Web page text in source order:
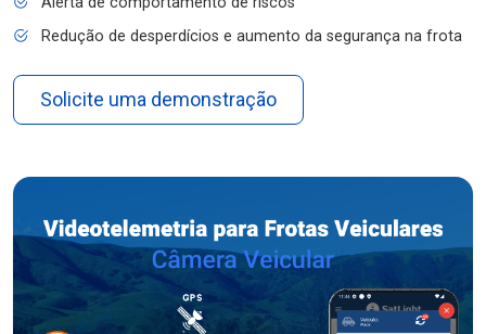
Redução de desperdícios e aumento da segurança na frota
Solicite uma demonstração